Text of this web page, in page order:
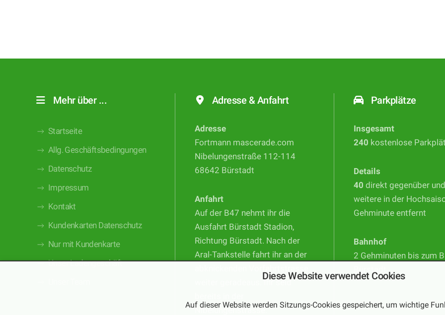
Mehr über ...
Startseite
Allg. Geschäftsbedingungen
Datenschutz
Impressum
Kontakt
Kundenkarten Datenschutz
Nur mit Kundenkarte
Unser Ladengeschäft
Adresse & Anfahrt
Adresse
Fortmann mascerade.com
Nibelungenstraße 112-114
68642 Bürstadt
Anfahrt
Auf der B47 nehmt ihr die
Ausfahrt Bürstadt Stadion,
Richtung Bürstadt. Nach der
Aral-Tankstelle fahrt ihr an der
weiter geradeaus. Ihr seid
Nibelungenstrasse.
Parkplätze
Insgesamt
240 kostenlose
Details
40 direkt gegenüber
weitere in der
Gehminute entfernt
Bahnhof
2 Gehminuten bis zum
Bürstadt
Diese Website verwendet Cookies
Auf dieser Website werden Sitzungs-Cookies gespeichert, um wichtige